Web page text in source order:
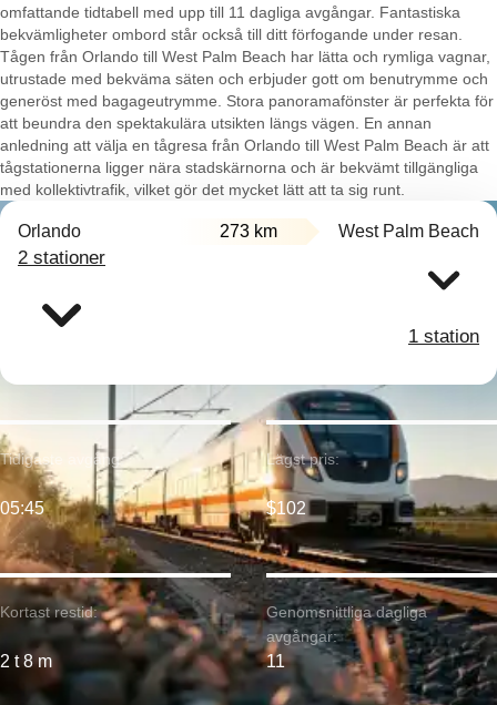
omfattande tidtabell med upp till 11 dagliga avgångar. Fantastiska
bekvämligheter ombord står också till ditt förfogande under resan.
Tågen från Orlando till West Palm Beach har lätta och rymliga vagnar,
utrustade med bekväma säten och erbjuder gott om benutrymme och
generöst med bagageutrymme. Stora panoramafönster är perfekta för
att beundra den spektakulära utsikten längs vägen. En annan
anledning att välja en tågresa från Orlando till West Palm Beach är att
tågstationerna ligger nära stadskärnorna och är bekvämt tillgängliga
med kollektivtrafik, vilket gör det mycket lätt att ta sig runt.
Orlando 273 km West Palm Beach
2 stationer
1 station
Kortast restid:
2 t 8 m
Tidigaste avgång:
05:45
Lägst pris:
$102
Genomsnittliga dagliga
avgångar:
11